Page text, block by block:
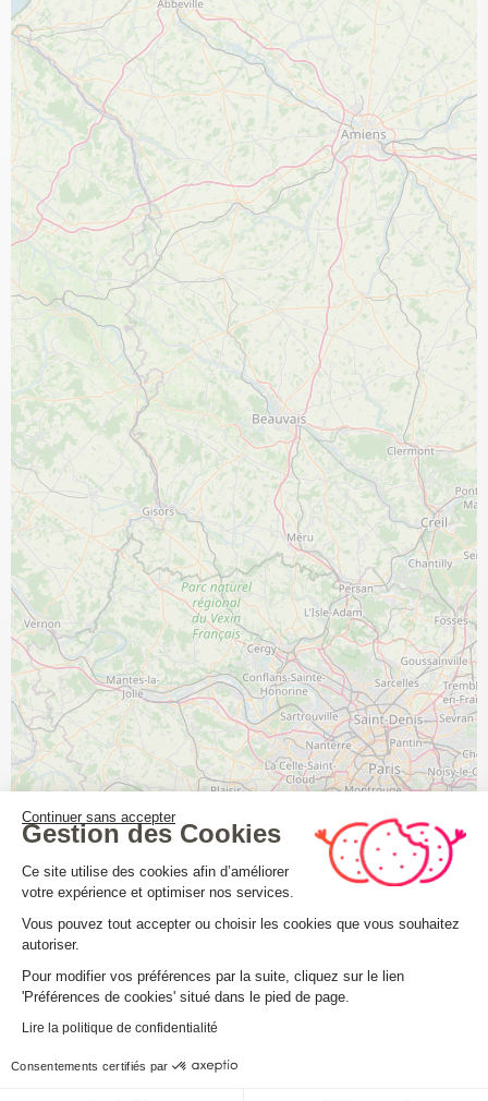
Continuer sans accepter
Gestion des Cookies
Plateforme de Gestion du
Ce site utilise des cookies afin d’améliorer
votre expérience et optimiser nos services.
Vous pouvez tout accepter ou choisir les cookies que vous souhaitez
autoriser.
Pour modifier vos préférences par la suite, cliquez sur le lien
'Préférences de cookies' situé dans le pied de page.
Lire la politique de confidentialité
Consentements certifiés par